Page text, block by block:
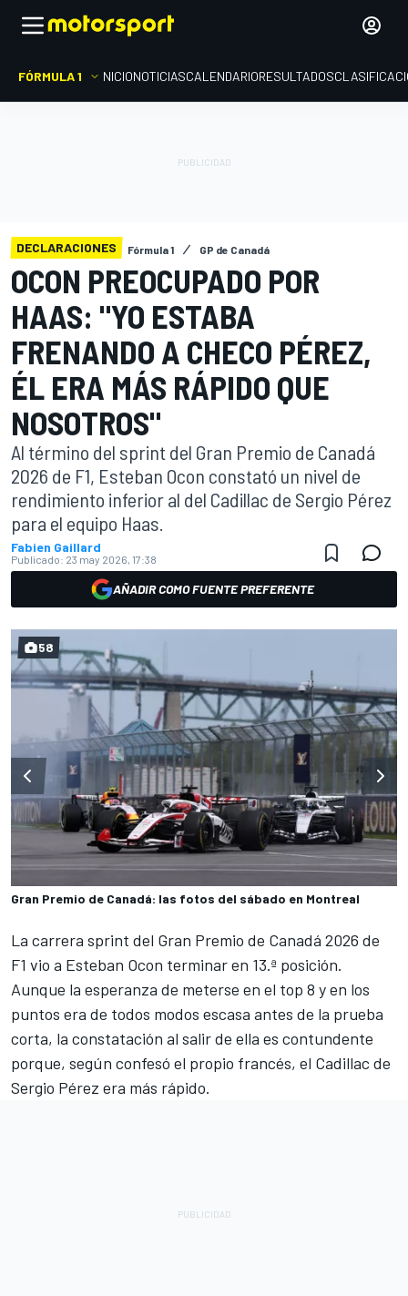
FÓRMULA 1 INICIONOTICIASCALENDARIORESULTADOS
DECLARACIONES Fórmula 1 GP de Canadá
OCON PREOCUPADO POR
HAAS: "YO ESTABA
FRENANDO A CHECO PÉREZ,
ÉL ERA MÁS RÁPIDO QUE
NOSOTROS"
Al término del sprint del Gran Premio de Canadá
2026 de F1, Esteban Ocon constató un nivel de
rendimiento inferior al del Cadillac de Sergio Pérez
para el equipo Haas.
Fabien Gaillard
Publicado: 23 may 2026, 17:38
AÑADIR COMO FUENTE PREFERENTE
Gran Premio de Canadá: las fotos del sábado en Montreal
58
La carrera sprint del Gran Premio de Canadá 2026 de
F1 vio a Esteban Ocon terminar en 13.ª posición.
Aunque la esperanza de meterse en el top 8 y en los
puntos era de todos modos escasa antes de la prueba
corta, la constatación al salir de ella es contundente
porque, según confesó el propio francés, el Cadillac de
Sergio Pérez era más rápido.